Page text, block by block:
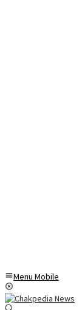
Menu Mobile